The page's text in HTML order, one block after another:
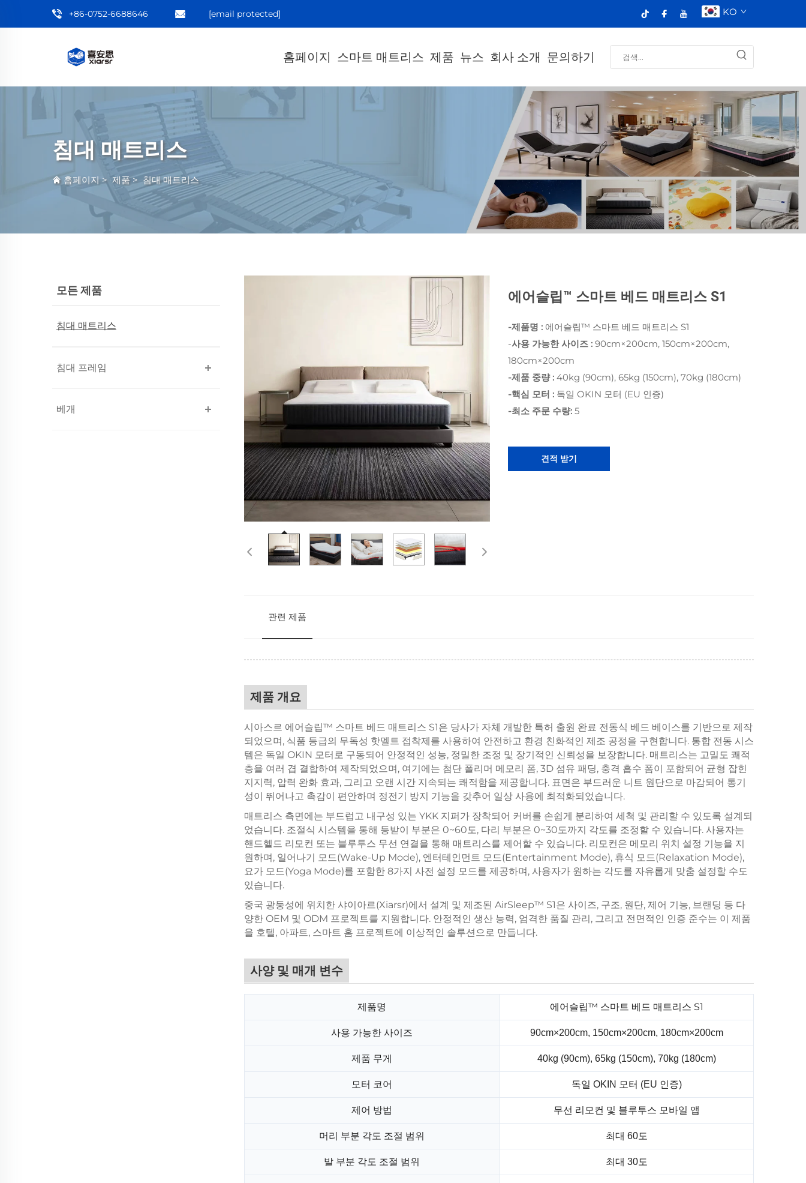
+86-0752-6688646 [email protected] KO
홈페이지 스마트 매트리스 제품 뉴스 회사 소개 문의하기
침대 매트리스
홈페이지> 제품>침대 매트리스
모든 제품
침대 매트리스
침대 프레임
베개
에어슬립™ 스마트 베드 매트리스 S1
-제품명 : 에어슬립™ 스마트 베드 매트리스 S1
-사용 가능한 사이즈 : 90cm×200cm, 150cm×200cm,
180cm×200cm
-제품 중량 : 40kg (90cm), 65kg (150cm), 70kg (180cm)
-핵심 모터 : 독일 OKIN 모터 (EU 인증)
-최소 주문 수량: 5
견적 받기
관련 제품
제품 개요
시아스르 에어슬립™ 스마트 베드 매트리스 S1은 당사가 자체 개발한 특허 출원 완료 전동식 베드 베이스를 기반으로 제작
되었으며, 식품 등급의 무독성 핫멜트 접착제를 사용하여 안전하고 환경 친화적인 제조 공정을 구현합니다. 통합 전동 시스
템은 독일 OKIN 모터로 구동되어 안정적인 성능, 정밀한 조정 및 장기적인 신뢰성을 보장합니다. 매트리스는 고밀도 쾌적
층을 여러 겹 결합하여 제작되었으며, 여기에는 첨단 폴리머 메모리 폼, 3D 섬유 패딩, 충격 흡수 폼이 포함되어 균형 잡힌
지지력, 압력 완화 효과, 그리고 오랜 시간 지속되는 쾌적함을 제공합니다. 표면은 부드러운 니트 원단으로 마감되어 통기
성이 뛰어나고 촉감이 편안하며 정전기 방지 기능을 갖추어 일상 사용에 최적화되었습니다.
매트리스 측면에는 부드럽고 내구성 있는 YKK 지퍼가 장착되어 커버를 손쉽게 분리하여 세척 및 관리할 수 있도록 설계되
었습니다. 조절식 시스템을 통해 등받이 부분은 0~60도, 다리 부분은 0~30도까지 각도를 조정할 수 있습니다. 사용자는
핸드헬드 리모컨 또는 블루투스 무선 연결을 통해 매트리스를 제어할 수 있습니다. 리모컨은 메모리 위치 설정 기능을 지
원하며, 일어나기 모드(Wake-Up Mode), 엔터테인먼트 모드(Entertainment Mode), 휴식 모드(Relaxation Mode),
요가 모드(Yoga Mode)를 포함한 8가지 사전 설정 모드를 제공하며, 사용자가 원하는 각도를 자유롭게 맞춤 설정할 수도
있습니다.
중국 광둥성에 위치한 샤이아르(Xiarsr)에서 설계 및 제조된 AirSleep™ S1은 사이즈, 구조, 원단, 제어 기능, 브랜딩 등 다
양한 OEM 및 ODM 프로젝트를 지원합니다. 안정적인 생산 능력, 엄격한 품질 관리, 그리고 전면적인 인증 준수는 이 제품
을 호텔, 아파트, 스마트 홈 프로젝트에 이상적인 솔루션으로 만듭니다.
사양 및 매개 변수
제품명 에어슬립™ 스마트 베드 매트리스 S1
사용 가능한 사이즈 90cm×200cm, 150cm×200cm, 180cm×200cm
제품 무게 40kg (90cm), 65kg (150cm), 70kg (180cm)
모터 코어 독일 OKIN 모터 (EU 인증)
제어 방법 무선 리모컨 및 블루투스 모바일 앱
머리 부분 각도 조절 범위 최대 60도
발 부분 각도 조절 범위 최대 30도